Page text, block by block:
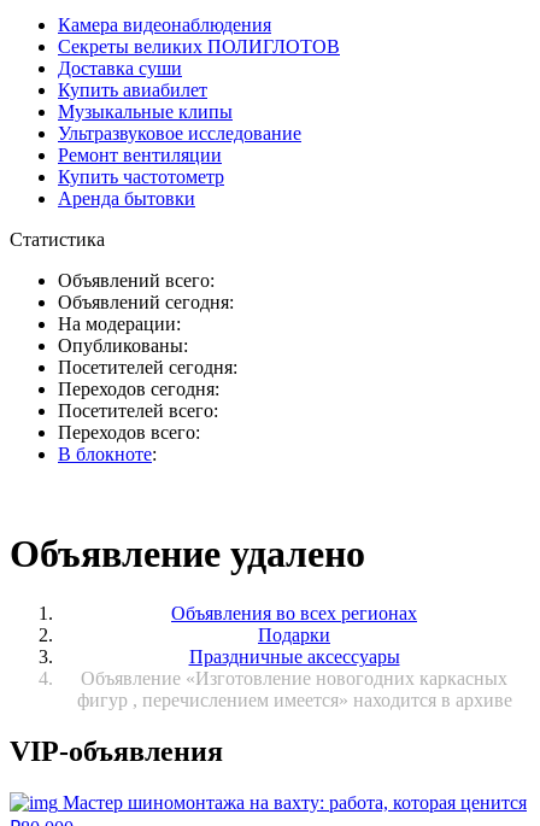
Камера видеонаблюдения
Секреты великих ПОЛИГЛОТОВ
Доставка суши
Купить авиабилет
Музыкальные клипы
Ультразвуковое исследование
Ремонт вентиляции
Купить частотометр
Аренда бытовки
Статистика
Объявлений всего:
Объявлений сегодня:
На модерации:
Опубликованы:
Посетителей сегодня:
Переходов сегодня:
Посетителей всего:
Переходов всего:
В блокноте:
Объявление удалено
Объявления во всех регионах
Подарки
Праздничные аксессуары
Объявление «Изготовление новогодних каркасных
фигур , перечислением имеется» находится в архиве
VIP-объявления
Мастер шиномонтажа на вахту: работа, которая ценится